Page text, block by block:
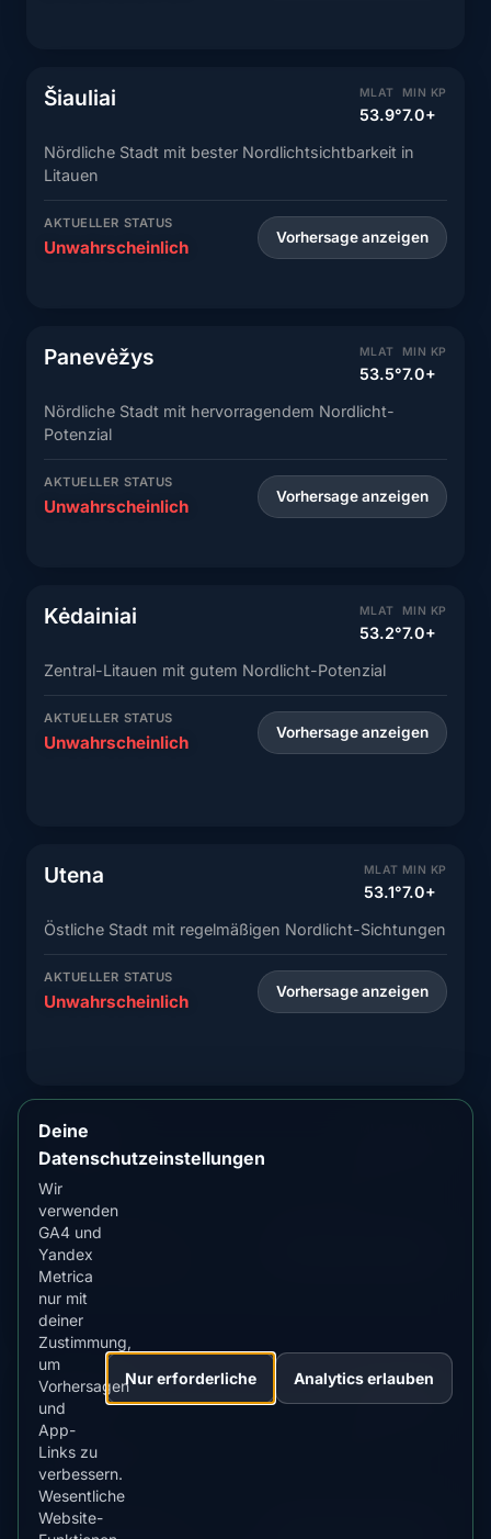
Šiauliai MLAT
53.9°
MIN KP
7.0+
Nördliche Stadt mit bester Nordlichtsichtbarkeit in
Litauen
AKTUELLER STATUS
Unwahrscheinlich Vorhersage anzeigen
Panevėžys MLAT
53.5°
MIN KP
7.0+
Nördliche Stadt mit hervorragendem Nordlicht-
Potenzial
AKTUELLER STATUS
Unwahrscheinlich Vorhersage anzeigen
Kėdainiai MLAT
53.2°
MIN KP
7.0+
Zentral-Litauen mit gutem Nordlicht-Potenzial
AKTUELLER STATUS
Unwahrscheinlich Vorhersage anzeigen
Utena MLAT
53.1°
MIN KP
7.0+
Östliche Stadt mit regelmäßigen Nordlicht-Sichtungen
AKTUELLER STATUS
Unwahrscheinlich Vorhersage anzeigen
Jonava
Zentrale Stadt mit guter Nordlichtsichtbarkeit
AKTUELLER STATUS
Unwahrscheinlich
Kaunas MLAT
52.8°
MIN KP
7.0+
Zweitgrößte Stadt mit regelmäßigen Nordlicht-
Sichtungen
AKTUELLER STATUS
Deine
Datenschutzeinstellungen
Wir
verwenden
GA4 und
Yandex
Metrica
nur mit
deiner
Zustimmung,
um
Vorhersagen
und
App-
Links zu
verbessern.
Wesentliche
Website-
Nur erforderliche Analytics erlauben